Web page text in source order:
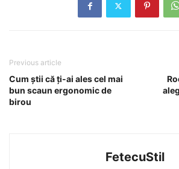
Previous article
Cum ştii că ţi-ai ales cel mai
bun scaun ergonomic de
birou
FetecuStil